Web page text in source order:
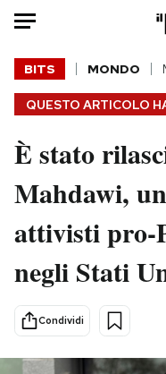
HOME
Italia
Politica
Tecnologia
Scienza
Cultura
Economia
Sport
QUESTO ARTICOLO
BITS MONDO
È stato
Mahdawi,
attivisti pro-
negli Stati
Condividi